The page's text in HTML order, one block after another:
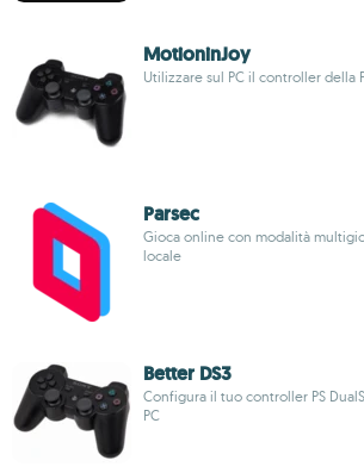
MotioninJoy
Utilizzare sul PC il controller della
Parsec
Gioca online con modalità
locale
Better DS3
Configura il tuo controller PS
PC